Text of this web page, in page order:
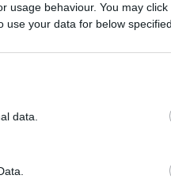
usage behaviour. You may
your data for below
data.
Érdemrend
idézi meg a
volt meghatározó
a kort, a ?30-as, ?40-es